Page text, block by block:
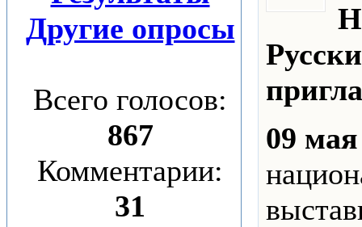
Другие опросы
Всего голосов:
867
Комментарии:
31
09